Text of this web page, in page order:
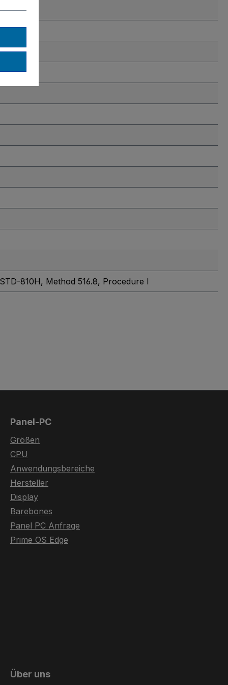
810H, Method 516.8, Procedure I
Panel-PC
Größen
CPU
Anwendungsbereiche
Hersteller
Display
Barebones
Panel PC Anfrage
Prime OS Edge
Über uns